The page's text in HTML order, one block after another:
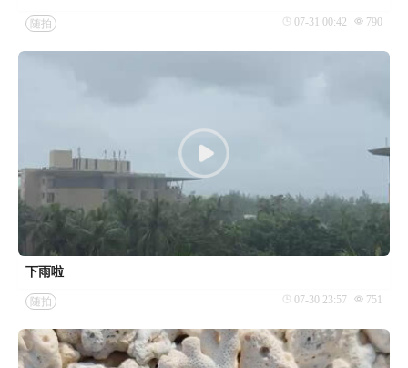
随拍 07-31 00:42 790
下雨啦
随拍 07-30 23:57 751